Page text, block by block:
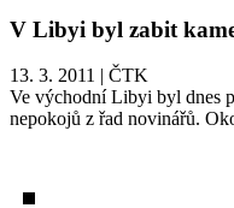
V Libyi byl zabit
13. 3. 2011 | ČTK
Ve východní Libyi byl dnes
nepokojů z řad novinářů.